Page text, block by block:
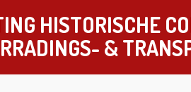
HISTORISCHE
&